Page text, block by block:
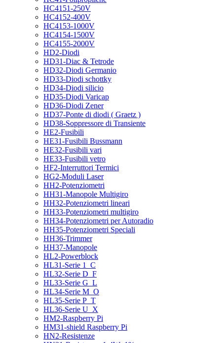
HC4151-250V
HC4152-400V
HC4153-1000V
HC4154-1500V
HC4155-2000V
HD2-Diodi
HD31-Diac & Tetrode
HD32-Diodi Germanio
HD33-Diodi schottky
HD34-Diodi silicio
HD35-Diodi Varicap
HD36-Diodi Zener
HD37-Ponte di diodi ( Graetz )
HD38-Soppressore di Transiente
HE2-Fusibili
HE31-Fusibili Bussmann
HE32-Fusibili vari
HE33-Fusibili vetro
HF2-Interruttori Termici
HG2-Moduli Laser
HH2-Potenziometri
HH31-Manopole Multigiro
HH32-Potenziometri lineari
HH33-Potenziometri multigiro
HH34-Potenziometri per Autoradio
HH35-Potenziometri Speciali
HH36-Trimmer
HH37-Manopole
HL2-Powerblock
HL31-Serie 1_C
HL32-Serie D_F
HL33-Serie G_L
HL34-Serie M_O
HL35-Serie P_T
HL36-Serie U_X
HM2-Raspberry Pi
HM31-shield Raspberry Pi
HN2-Resistenze